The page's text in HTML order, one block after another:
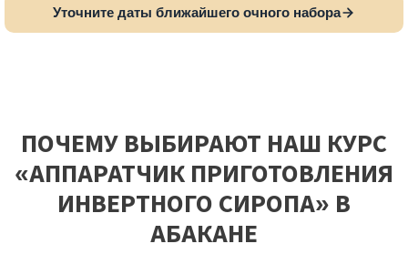
Уточните даты ближайшего очного набора
ПОЧЕМУ ВЫБИРАЮТ НАШ КУРС
«АППАРАТЧИК ПРИГОТОВЛЕНИЯ
ИНВЕРТНОГО СИРОПА» В
АБАКАНЕ